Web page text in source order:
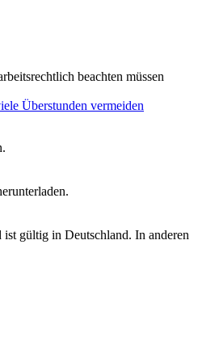
beachten müssen
Überstunden vermeiden
gültig in Deutschland. In anderen